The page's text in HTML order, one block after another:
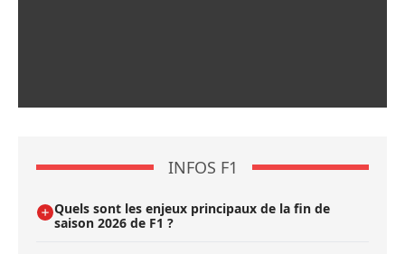
INFOS F1
Quels sont les enjeux principaux de la fin de
saison 2026 de F1 ?